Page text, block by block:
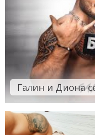
Галин и Диона